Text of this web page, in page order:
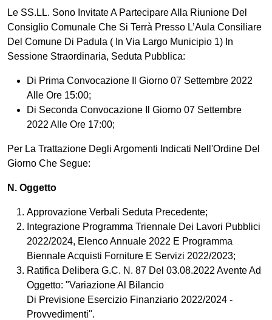
Le SS.LL. Sono Invitate A Partecipare Alla Riunione Del
Consiglio Comunale Che Si Terrà Presso L’Aula Consiliare
Del Comune Di Padula ( In Via Largo Municipio 1) In
Sessione Straordinaria, Seduta Pubblica:
Di Prima Convocazione Il Giorno 07 Settembre 2022
Alle Ore 15:00;
Di Seconda Convocazione Il Giorno 07 Settembre
2022 Alle Ore 17:00;
Per La Trattazione Degli Argomenti Indicati Nell'Ordine Del
Giorno Che Segue:
N. Oggetto
Approvazione Verbali Seduta Precedente;
Integrazione Programma Triennale Dei Lavori Pubblici
2022/2024, Elenco Annuale 2022 E Programma
Biennale Acquisti Forniture E Servizi 2022/2023;
Ratifica Delibera G.C. N. 87 Del 03.08.2022 Avente Ad
Oggetto: "Variazione Al Bilancio
Di Previsione Esercizio Finanziario 2022/2024 -
Provvedimenti".